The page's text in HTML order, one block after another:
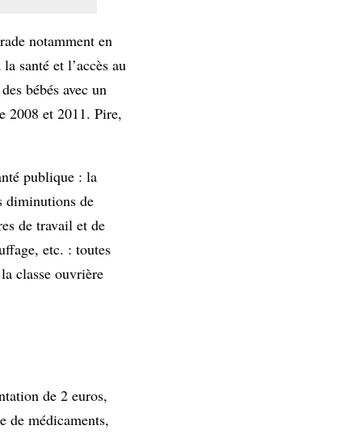
notamment en
santé et l’accès au
bébés avec un
2008 et 2011. Pire,
publique : la
diminutions de
de travail et de
etc. : toutes
classe ouvrière
de 2 euros,
de médicaments,